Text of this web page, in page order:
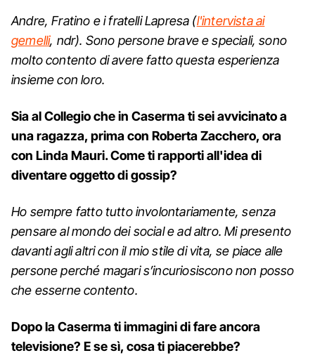
Andre, Fratino e i fratelli Lapresa (l'intervista ai
gemelli, ndr). Sono persone brave e speciali, sono
molto contento di avere fatto questa esperienza
insieme con loro.
Sia al Collegio che in Caserma ti sei avvicinato a
una ragazza, prima con Roberta Zacchero, ora
con Linda Mauri. Come ti rapporti all'idea di
diventare oggetto di gossip?
Ho sempre fatto tutto involontariamente, senza
pensare al mondo dei social e ad altro. Mi presento
davanti agli altri con il mio stile di vita, se piace alle
persone perché magari s’incuriosiscono non posso
che esserne contento.
Dopo la Caserma ti immagini di fare ancora
televisione? E se sì, cosa ti piacerebbe?